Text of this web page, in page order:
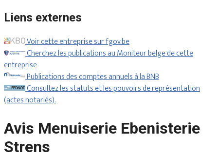
Liens externes
Voir cette entreprise sur fgov.be
Cherchez les publications au Moniteur belge de cette
entreprise
Publications des comptes annuels à la BNB
Consultez les statuts et les pouvoirs de représentation
(actes notariés).
Avis Menuiserie Ebenisterie
Strens